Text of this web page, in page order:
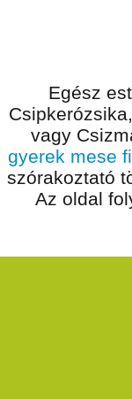
Egész
vagy
gyerek mese
szórakoztató
Az oldal